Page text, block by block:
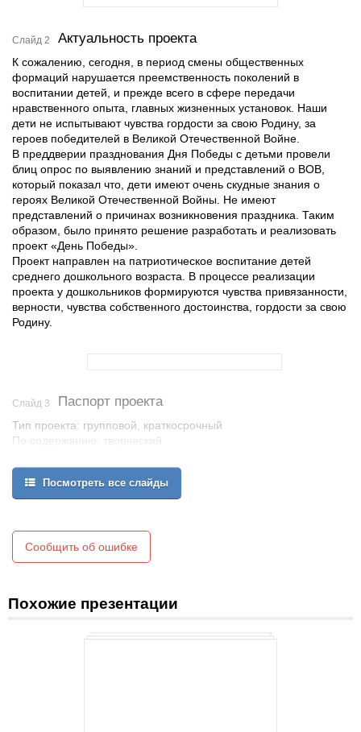
Слайд 2 Актуальность проекта
К сожалению, сегодня, в период смены общественных
формаций нарушается преемственность поколений в
воспитании детей, и прежде всего в сфере передачи
нравственного опыта, главных жизненных установок. Наши
дети не испытывают чувства гордости за свою Родину, за
героев победителей в Великой Отечественной Войне.
В преддверии празднования Дня Победы с детьми провели
блиц опрос по выявлению знаний и представлений о ВОВ,
который показал что, дети имеют очень скудные знания о
героях Великой Отечественной Войны. Не имеют
представлений о причинах возникновения праздника. Таким
образом, было принято решение разработать и реализовать
проект «День Победы».
Проект направлен на патриотическое воспитание детей
среднего дошкольного возраста. В процессе реализации
проекта у дошкольников формируются чувства привязанности,
верности, чувства собственного достоинства, гордости за свою
Родину.
Слайд 3 Паспорт проекта
Тип проекта: групповой, краткосрочный
По содержанию: творческий
воспитатели.
Сроки реализации: две недели.
Формирование нравственных ценностей (толерантность,
уважение к защитникам Родины, гордость за свой народ),
воспитание нравственно - патриотических чувств у
Посмотреть все слайды
Сообщить об ошибке
Похожие презентации